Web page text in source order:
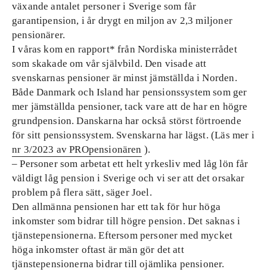
växande antalet personer i Sverige som får
garantipension, i år drygt en miljon av 2,3 miljoner
pensionärer.
I våras kom en rapport* från Nordiska ministerrådet
som skakade om vår självbild. Den visade att
svenskarnas pensioner är minst jämställda i Norden.
Både Danmark och Island har pensionssystem som ger
mer jämställda pensioner, tack vare att de har en högre
grundpension. Danskarna har också störst förtroende
för sitt pensionssystem. Svenskarna har lägst. (Läs mer i
nr 3/2023 av PROpensionären ).
– Personer som arbetat ett helt yrkesliv med låg lön får
väldigt låg pension i Sverige och vi ser att det orsakar
problem på flera sätt, säger Joel.
Den allmänna pensionen har ett tak för hur höga
inkomster som bidrar till högre pension. Det saknas i
tjänstepensionerna. Eftersom personer med mycket
höga inkomster oftast är män gör det att
tjänstepensionerna bidrar till ojämlika pensioner.